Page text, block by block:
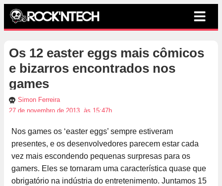
Os 12 easter eggs mais cômicos
e bizarros encontrados nos
games
Simon Ferreira
27 de novembro de 2013, às 15:47h
Nos games os ‘easter eggs’ sempre estiveram
presentes, e os desenvolvedores parecem estar cada
vez mais escondendo pequenas surpresas para os
gamers. Eles se tornaram uma característica quase que
obrigatório na indústria do entretenimento. Juntamos 15